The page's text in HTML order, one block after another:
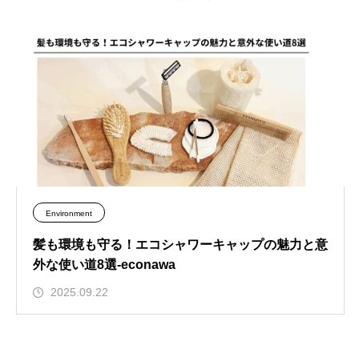
Environment
髪も環境も守る！エコシャワーキャップの魅力と意
外な使い道8選-econawa
2025.09.22